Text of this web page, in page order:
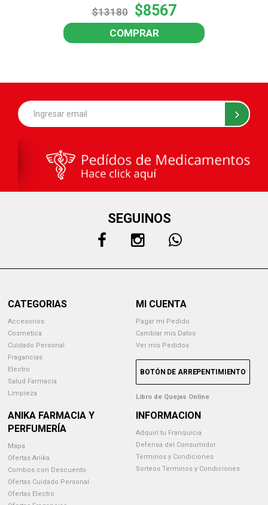
$13180 $8567
COMPRAR
SEGUINOS
CATEGORIAS
Accesorios
Cosmetica
Cuidado Personal
Fragancias
Electro
Salud Farmacia
Limpieza
MI CUENTA
Pagar mi Pedido
Cambiar mis Datos
Ver mis Pedidos
BOTÓN DE ARREPENTIMIENTO
Libro de Quejas Online
ANIKA FARMACIA Y
PERFUMERÍA
Mapa
Ofertas Anika
Combos con Descuento
Ofertas Cuidado Personal
Ofertas Electro
INFORMACION
Adquirí tu Franquicia
Defensa del Consumidor
Terminos y Condiciones
Sorteos Terminos y Condiciones